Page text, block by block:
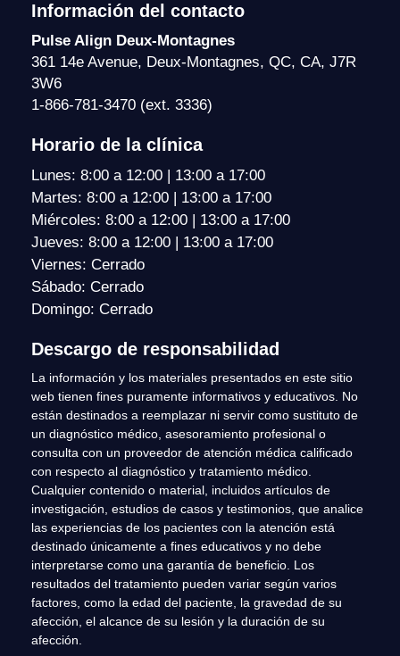
t
a
g
a
m
e
b
o
k
t
u
b
t
Información del contacto
Pulse Align Deux-Montagnes
361 14e Avenue, Deux-Montagnes, QC, CA, J7R
3W6
1-866-781-3470 (ext. 3336)
Horario de la clínica
Lunes: 8:00 a 12:00 | 13:00 a 17:00
Martes: 8:00 a 12:00 | 13:00 a 17:00
Miércoles: 8:00 a 12:00 | 13:00 a 17:00
Jueves: 8:00 a 12:00 | 13:00 a 17:00
Viernes: Cerrado
Sábado: Cerrado
Domingo: Cerrado
Descargo de responsabilidad
La información y los materiales presentados en este sitio
web tienen fines puramente informativos y educativos. No
están destinados a reemplazar ni servir como sustituto de
un diagnóstico médico, asesoramiento profesional o
consulta con un proveedor de atención médica calificado
con respecto al diagnóstico y tratamiento médico.
Cualquier contenido o material, incluidos artículos de
investigación, estudios de casos y testimonios, que analice
las experiencias de los pacientes con la atención está
destinado únicamente a fines educativos y no debe
interpretarse como una garantía de beneficio. Los
resultados del tratamiento pueden variar según varios
factores, como la edad del paciente, la gravedad de su
afección, el alcance de su lesión y la duración de su
afección.